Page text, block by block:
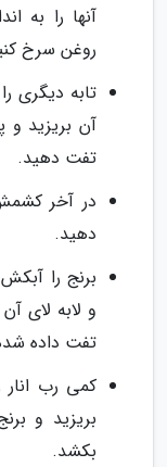
آنها را به
روغن سرخ
تابه دیگری
آن بریزید و
تفت دهید.
در آخر
دهید.
برنج را
و لابه لای
تفت داده
کمی رب انار
بریزید و
بکشد.